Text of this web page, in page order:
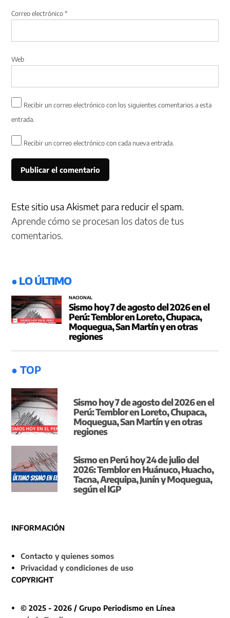
Correo electrónico*
Web
Recibir un correo electrónico con los siguientes comentarios a esta
entrada.
Recibir un correo electrónico con cada nueva entrada.
Este sitio usa Akismet para reducir el spam.
Aprende cómo se procesan los datos de tus
comentarios.
● LO ÚLTIMO
NACIONAL
Sismo hoy 7 de agosto del 2026 en el
Perú: Temblor en Loreto, Chupaca,
Moquegua, San Martín y en otras
regiones
● TOP
Sismo hoy 7 de agosto del 2026 en el
Perú: Temblor en Loreto, Chupaca,
Moquegua, San Martín y en otras
regiones
Sismo en Perú hoy 24 de julio del
2026: Temblor en Huánuco, Huacho,
Tacna, Arequipa, Junín y Moquegua,
según el IGP
INFORMACIÓN
Contacto y quienes somos
Privacidad y condiciones de uso
COPYRIGHT
© 2025 - 2026 / Grupo Periodismo en Línea